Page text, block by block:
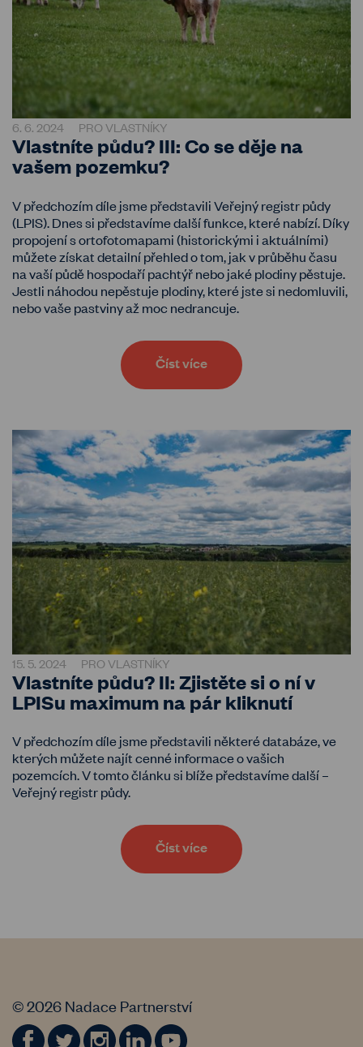
6. 6. 2024 PRO VLASTNÍKY
Vlastníte půdu? III: Co se děje na
vašem pozemku?
V předchozím díle jsme představili Veřejný registr půdy
(LPIS). Dnes si představíme další funkce, které nabízí. Díky
propojení s ortofotomapami (historickými i aktuálními)
můžete získat detailní přehled o tom, jak v průběhu času
na vaší půdě hospodaří pachtýř nebo jaké plodiny pěstuje.
Jestli náhodou nepěstuje plodiny, které jste si nedomluvili,
nebo vaše pastviny až moc nedrancuje.
Číst více
15. 5. 2024 PRO VLASTNÍKY
Vlastníte půdu? II: Zjistěte si o ní v
LPISu maximum na pár kliknutí
V předchozím díle jsme představili některé databáze, ve
kterých můžete najít cenné informace o vašich
pozemcích. V tomto článku si blíže představíme další –
Veřejný registr půdy.
Číst více
© 2026 Nadace Partnerství